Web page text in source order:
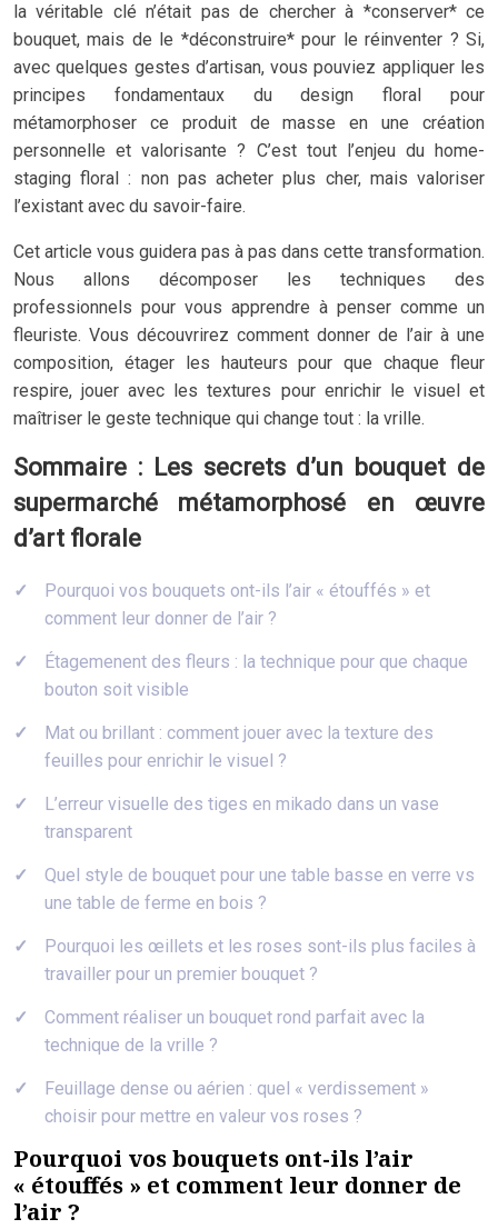
la véritable clé n’était pas de chercher à *conserver* ce
bouquet, mais de le *déconstruire* pour le réinventer ? Si,
avec quelques gestes d’artisan, vous pouviez appliquer les
principes fondamentaux du design floral pour
métamorphoser ce produit de masse en une création
personnelle et valorisante ? C’est tout l’enjeu du home-
staging floral : non pas acheter plus cher, mais valoriser
l’existant avec du savoir-faire.
Cet article vous guidera pas à pas dans cette transformation.
Nous allons décomposer les techniques des
professionnels pour vous apprendre à penser comme un
fleuriste. Vous découvrirez comment donner de l’air à une
composition, étager les hauteurs pour que chaque fleur
respire, jouer avec les textures pour enrichir le visuel et
maîtriser le geste technique qui change tout : la vrille.
Sommaire : Les secrets d’un bouquet de
supermarché métamorphosé en œuvre
d’art florale
Pourquoi vos bouquets ont-ils l’air « étouffés » et
comment leur donner de l’air ?
Étagemenent des fleurs : la technique pour que chaque
bouton soit visible
Mat ou brillant : comment jouer avec la texture des
feuilles pour enrichir le visuel ?
L’erreur visuelle des tiges en mikado dans un vase
transparent
Quel style de bouquet pour une table basse en verre vs
une table de ferme en bois ?
Pourquoi les œillets et les roses sont-ils plus faciles à
travailler pour un premier bouquet ?
Comment réaliser un bouquet rond parfait avec la
technique de la vrille ?
Feuillage dense ou aérien : quel « verdissement »
choisir pour mettre en valeur vos roses ?
Pourquoi vos bouquets ont-ils l’air
« étouffés » et comment leur donner de
l’air ?